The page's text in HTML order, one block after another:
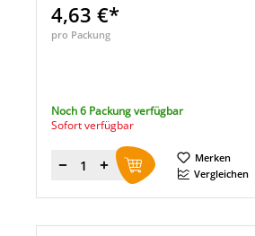
4,63 €*
pro Packung
Noch 6 Packung verfügbar
Sofort verfügbar
Menge
Merken
Vergleichen